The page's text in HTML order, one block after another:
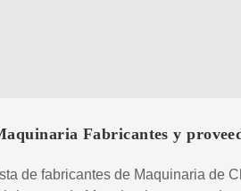
Fabricantes y
de fabricantes de Maquinaria de